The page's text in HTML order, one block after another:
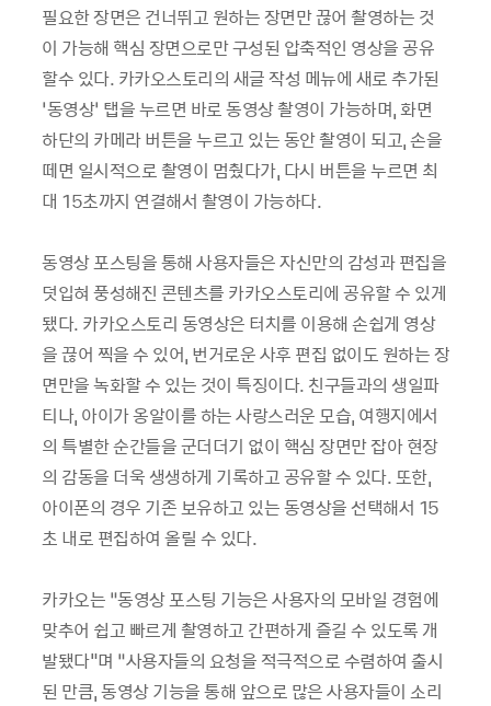
필요한 장면은 건너뛰고 원하는 장면만 끊어 촬영하는 것
이 가능해 핵심 장면으로만 구성된 압축적인 영상을 공유
할수 있다. 카카오스토리의 새글 작성 메뉴에 새로 추가된
‘동영상’ 탭을 누르면 바로 동영상 촬영이 가능하며,화면
하단의 카메라 버튼을 누르고 있는 동안 촬영이 되고,손을
떼면 일시적으로 촬영이 멈췄다가, 다시 버튼을 누르면 최
대 15초까지 연결해서 촬영이 가능하다.
동영상 포스팅을 통해 사용자들은 자신만의 감성과 편집을
덧입혀 풍성해진 콘텐츠를 카카오스토리에 공유할 수 있게
됐다. 카카오스토리 동영상은 터치를 이용해 손쉽게 영상
을 끊어 찍을 수 있어, 번거로운 사후 편집 없이도 원하는 장
면만을 녹화할 수 있는 것이 특징이다. 친구들과의 생일파
티나, 아이가 옹알이를 하는 사랑스러운 모습, 여행지에서
의 특별한 순간들을 군더더기 없이 핵심 장면만 잡아 현장
의 감동을 더욱 생생하게 기록하고 공유할 수 있다.또한,
아이폰의 경우 기존 보유하고 있는 동영상을 선택해서 15
초 내로 편집하여 올릴 수 있다.
카카오는 “동영상 포스팅 기능은 사용자의 모바일 경험에
맞추어 쉽고 빠르게 촬영하고 간편하게 즐길 수 있도록 개
발됐다"며 “사용자들의 요청을 적극적으로 수렴하여 출시
된 만큼,동영상 기능을 통해 앞으로 많은 사용자들이 소리